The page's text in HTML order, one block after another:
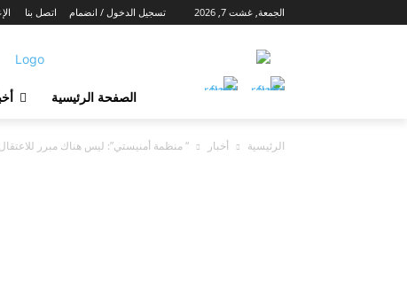
الجمعة, غشت 7, 2026 تسجيل الدخول / انضمام اتصل بنا
الصفحة الرئيسية
الرئيسية أخبار “ منظمة أمنيستي”: ليس هناك مبرر